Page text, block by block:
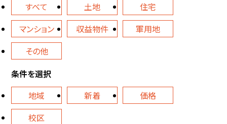
すべて
土地
住宅
マンション
収益物件
軍用地
その他
条件を選択
地域
新着
価格
校区